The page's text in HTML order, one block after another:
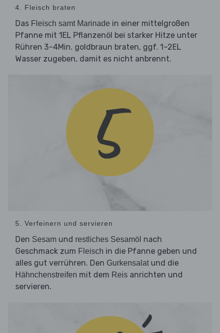
4. Fleisch braten
Das Fleisch samt Marinade in einer mittelgroßen
Pfanne mit 1EL Pflanzenöl bei starker Hitze unter
Rühren 3–4Min. goldbraun braten, ggf. 1–2EL
Wasser zugeben, damit es nicht anbrennt.
5. Verfeinern und servieren
Den Sesam und restliches Sesamöl nach
Geschmack zum Fleisch in die Pfanne geben und
alles gut verrühren. Den Gurkensalatund die
Hähnchenstreifen mit dem Reis anrichten und
servieren.